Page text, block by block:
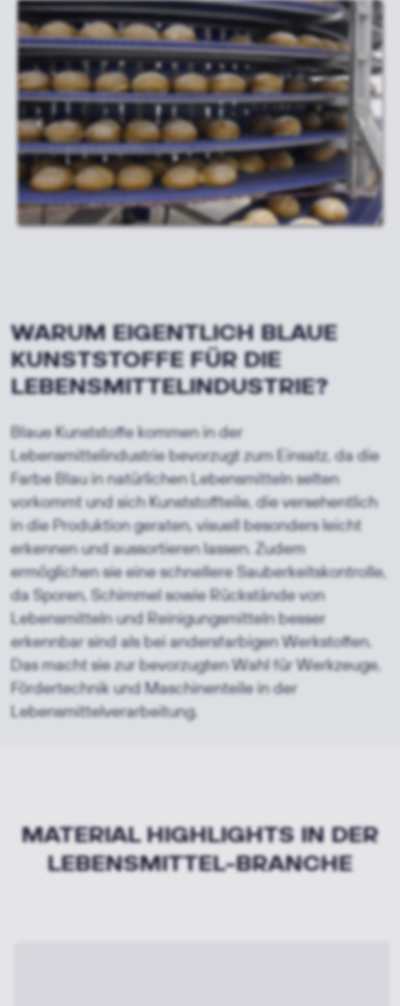
WARUM EIGENTLICH BLAUE
KUNSTSTOFFE FÜR DIE
LEBENSMITTELINDUSTRIE?
Blaue Kunststoffe kommen in der
Lebensmittelindustrie bevorzugt zum Einsatz, da die
Farbe Blau in natürlichen Lebensmitteln selten
vorkommt und sich Kunststoffteile, die versehentlich
in die Produktion geraten, visuell besonders leicht
erkennen und aussortieren lassen. Zudem
ermöglichen sie eine schnellere Sauberkeitskontrolle,
da Sporen, Schimmel sowie Rückstände von
Lebensmitteln und Reinigungsmitteln besser
erkennbar sind als bei andersfarbigen Werkstoffen.
Das macht sie zur bevorzugten Wahl für Werkzeuge,
Fördertechnik und Maschinenteile in der
Lebensmittelverarbeitung.
MATERIAL HIGHLIGHTS IN DER
LEBENSMITTEL-BRANCHE